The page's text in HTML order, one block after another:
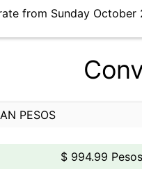
from Sunday
PESOS
$ 994.99 Pesos